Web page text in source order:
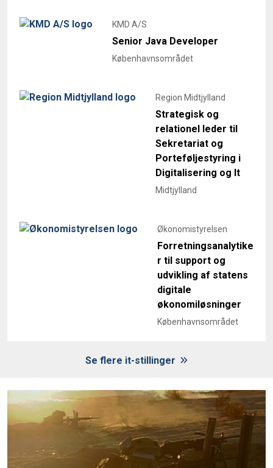
KMD A/S
Senior Java Developer
Københavnsområdet
Region Midtjylland
Strategisk og
relationel leder til
Sekretariat og
Porteføljestyring i
Digitalisering og It
Midtjylland
Økonomistyrelsen
Forretningsanalytike
r til support og
udvikling af statens
digitale
økonomiløsninger
Københavnsområdet
Se flere it-stillinger